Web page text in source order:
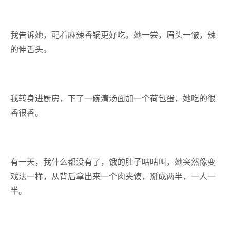
我告诉她，配着麻辣香锅更好吃。她一尝，眉头一皱，辣
的伸舌头。
我转身进厨房，下了一碗清汤面加一个荷包蛋，她吃的很
香很香。
有一天，我什么都没有了，饿的肚子咕咕叫，她突然像变
戏法一样，从背后拿出来一个肉夹馍，掰成两半，一人一
半。